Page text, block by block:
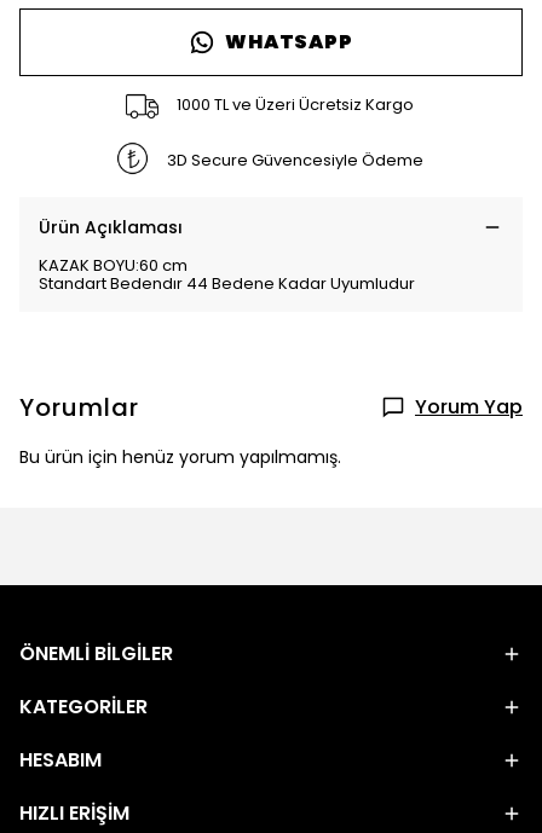
WHATSAPP
1000 TL ve Üzeri Ücretsiz Kargo
3D Secure Güvencesiyle Ödeme
Ürün Açıklaması
KAZAK BOYU:60 cm
Standart Bedendır 44 Bedene Kadar Uyumludur
Yorumlar Yorum Yap
Bu ürün için henüz yorum yapılmamış.
ÖNEMLİ BİLGİLER
KATEGORİLER
HESABIM
HIZLI ERİŞİM